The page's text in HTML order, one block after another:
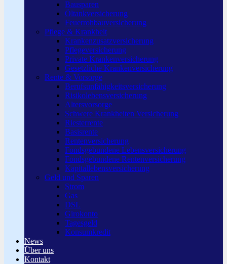
Bausparen
Öltankversicherung
Feuerrohbauversicherung
Pflege & Krankheit
Krankenzusatzversicherung
Pflegeversicherung
Private Krankenversicherung
Gesetzliche Krankenversicherung
Rente & Vorsorge
Berufs­unfähigkeitsversicherung
Risikolebensversicherung
Altersvorsorge
Schwere Krankheiten Versicherung
Riesterrente
Basisrente
Rentenversicherung
Fondsgebundene Lebensversicherung
Fondsgebundene Rentenversicherung
Kapitallebensversicherung
Geld und Sparen
Strom
Gas
DSL
Girokonto
Tagesgeld
Konsumkredit
News
Über uns
Kontakt